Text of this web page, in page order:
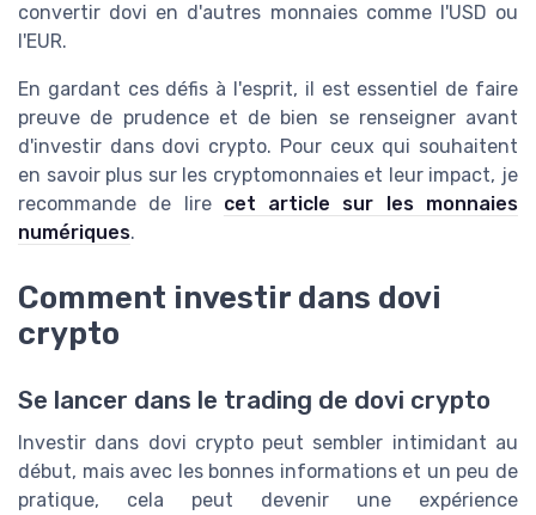
convertir dovi en d'autres monnaies comme l'USD ou
l'EUR.
En gardant ces défis à l'esprit, il est essentiel de faire
preuve de prudence et de bien se renseigner avant
d'investir dans dovi crypto. Pour ceux qui souhaitent
en savoir plus sur les cryptomonnaies et leur impact, je
recommande de lire cet article sur les monnaies
numériques.
Comment investir dans dovi
crypto
Se lancer dans le trading de dovi crypto
Investir dans dovi crypto peut sembler intimidant au
début, mais avec les bonnes informations et un peu de
pratique, cela peut devenir une expérience